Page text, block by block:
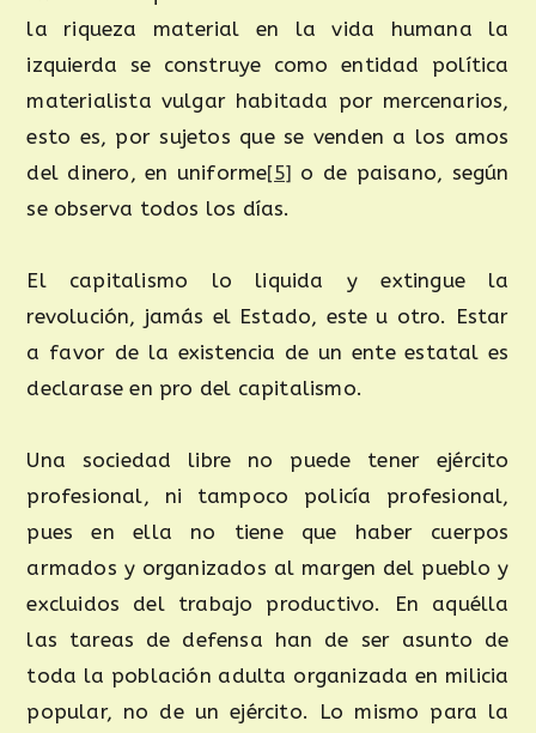
la riqueza material en la vida humana la
izquierda se construye como entidad política
materialista vulgar habitada por mercenarios,
esto es, por sujetos que se venden a los amos
del dinero, en uniforme[5] o de paisano, según
se observa todos los días.
El capitalismo lo liquida y extingue la
revolución, jamás el Estado, este u otro. Estar
a favor de la existencia de un ente estatal es
declarase en pro del capitalismo.
Una sociedad libre no puede tener ejército
profesional, ni tampoco policía profesional,
pues en ella no tiene que haber cuerpos
armados y organizados al margen del pueblo y
excluidos del trabajo productivo. En aquélla
las tareas de defensa han de ser asunto de
toda la población adulta organizada en milicia
popular, no de un ejército. Lo mismo para la